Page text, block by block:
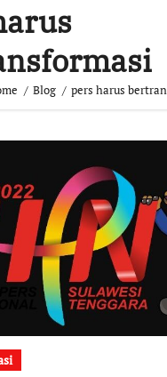
Blog pers harus